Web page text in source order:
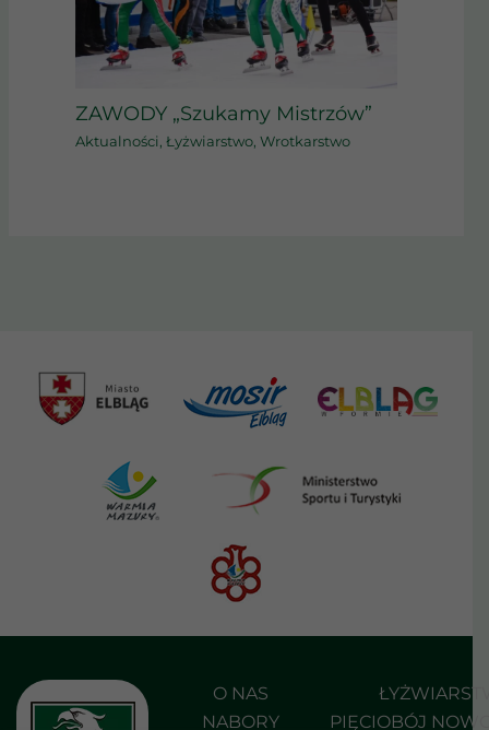
ZAWODY „Szukamy Mistrzów”
Aktualności ,Łyżwiarstwo,Wrotkarstwo
O NAS
NABORY
PIĘCIOBÓJ